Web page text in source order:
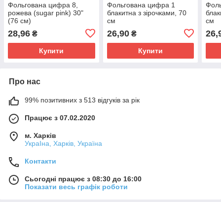
Фольгована цифра 8,
рожева (sugar pink) 30"
(76 см)
28,96 ₴
Купити
Фольгована цифра 1
блакитна з зірочками, 70
см
26,90₴
Купити
см
Про нас
99% позитивних з 513 відгуків за рік
Працює з 07.02.2020
м. Харків
УкраІна, Харків, Україна
Контакти
Сьогодні працює з 08:30 до 16:00
Показати весь графік роботи